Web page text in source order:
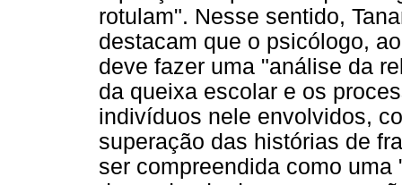
rotulam". Nesse sentido,
destacam que o psicólogo,
deve fazer uma "análise da
da queixa escolar e os
indivíduos nele envolvidos,
superação das histórias de
ser compreendida como